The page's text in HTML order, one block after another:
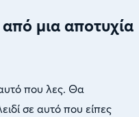
μια αποτυχία
που λες. Θα
σε αυτό που είπες